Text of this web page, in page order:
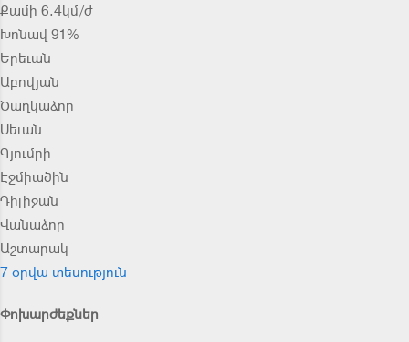
Քամի 6.4կմ/ժ
Խոնավ 91%
Երեւան
Աբովյան
Ծաղկաձոր
Սեւան
Գյումրի
Էջմիածին
Դիլիջան
Վանաձոր
Աշտարակ
7 օրվա տեսություն
Փոխարժեքներ